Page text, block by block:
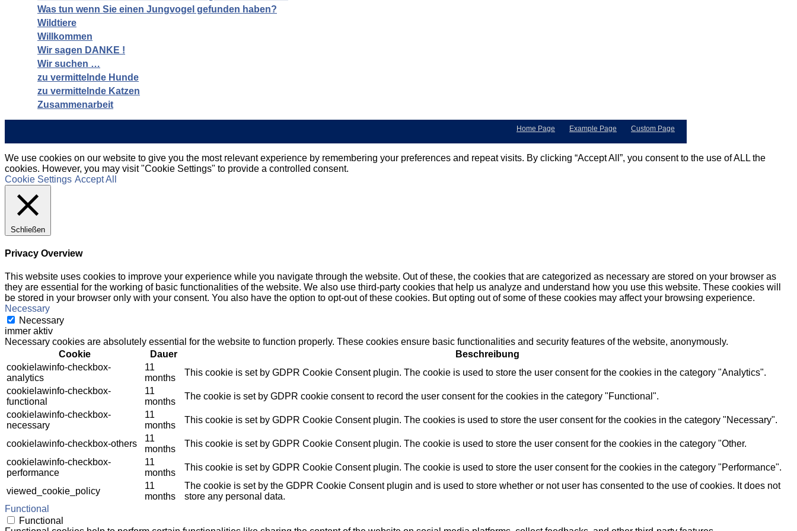
Was tun wenn Sie einen Jungvogel gefunden haben?
Wildtiere
Willkommen
Wir sagen DANKE !
Wir suchen …
zu vermittelnde Hunde
zu vermittelnde Katzen
Zusammenarbeit
Home Page Example Page Custom Page
We use cookies on our website to give you the most relevant experience by remembering your preferences and repeat visits. By clicking “Accept All”, you consent to the use of ALL the
cookies. However, you may visit "Cookie Settings" to provide a controlled consent.
Cookie Settings Accept All
Schließen
Privacy Overview
This website uses cookies to improve your experience while you navigate through the website. Out of these, the cookies that are categorized as necessary are stored on your browser as
they are essential for the working of basic functionalities of the website. We also use third-party cookies that help us analyze and understand how you use this website. These cookies will
be stored in your browser only with your consent. You also have the option to opt-out of these cookies. But opting out of some of these cookies may affect your browsing experience.
Necessary
Necessary
immer aktiv
Necessary cookies are absolutely essential for the website to function properly. These cookies ensure basic functionalities and security features of the website, anonymously.
Cookie
Dauer
Beschreibung
cookielawinfo-checkbox-
analytics
11
months
This cookie is set by GDPR Cookie Consent plugin. The cookie is used to store the user consent for the cookies in the category "Analytics".
cookielawinfo-checkbox-
functional
11
months
The cookie is set by GDPR cookie consent to record the user consent for the cookies in the category "Functional".
cookielawinfo-checkbox-
necessary
11
months
This cookie is set by GDPR Cookie Consent plugin. The cookies is used to store the user consent for the cookies in the category "Necessary".
cookielawinfo-checkbox-others
11
months
This cookie is set by GDPR Cookie Consent plugin. The cookie is used to store the user consent for the cookies in the category "Other.
cookielawinfo-checkbox-
performance
11
months
This cookie is set by GDPR Cookie Consent plugin. The cookie is used to store the user consent for the cookies in the category "Performance".
viewed_cookie_policy
11
months
The cookie is set by the GDPR Cookie Consent plugin and is used to store whether or not user has consented to the use of cookies. It does not
store any personal data.
Functional
Functional